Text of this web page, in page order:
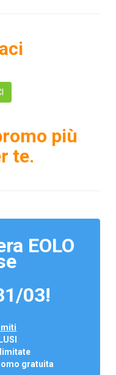
più
te.
EOLO
03!
gratuita